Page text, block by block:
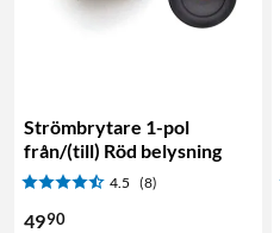
Strömbrytare 1-pol
från/(till) Röd belysning
4.5 (8)
4990